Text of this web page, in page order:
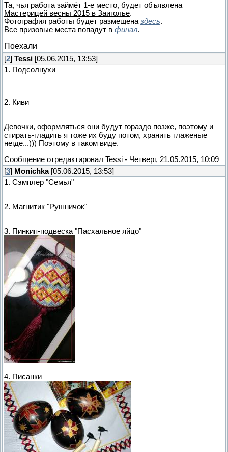
Та, чья работа займёт 1-е место, будет объявлена
Мастерицей весны 2015 в Заиголье.
Фотография работы будет размещена здесь.
Все призовые места попадут в финал.
Поехали
[2] Tessi [05.06.2015, 13:53]
1. Подсолнухи
2. Киви
Девочки, оформляться они будут гораздо позже, поэтому и
стирать-гладить я тоже их буду потом, хранить глаженые
негде...))) Поэтому в таком виде.
Сообщение отредактировал Tessi - Четверг, 21.05.2015, 10:09
[3] Monichka[05.06.2015, 13:53]
1. Сэмплер "Семья"
2. Магнитик "Рушничок"
3. Пинкип-подвеска "Пасхальное яйцо"
4. Писанки